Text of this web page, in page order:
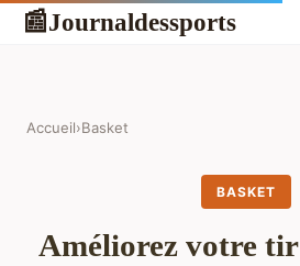
📰Journaldessports
Accueil›Basket
BASKET
Améliorez votre